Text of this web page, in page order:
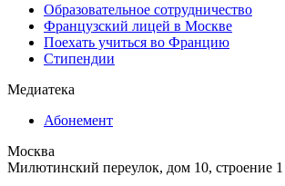
Образовательное сотрудничество
Французский лицей в Москве
Поехать учиться во Францию
Стипендии
Медиатека
Абонемент
Москва
Милютинский переулок, дом 10, строение 1